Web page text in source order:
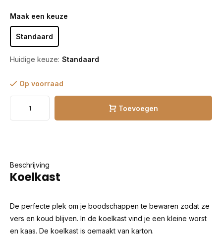
Maak een keuze
Standaard
Huidige keuze: Standaard
Op voorraad
Toevoegen
Beschrijving
Koelkast
De perfecte plek om je boodschappen te bewaren zodat ze
vers en koud blijven. In de koelkast vind je een kleine worst
en kaas. De koelkast is gemaakt van karton.